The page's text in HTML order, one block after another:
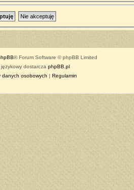
® Forum Software © phpBB Limited
dostarcza phpBB.pl
danych osobowych | Regulamin